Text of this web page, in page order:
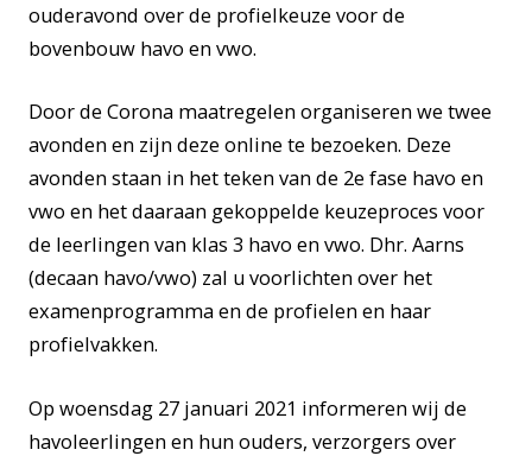
ouderavond over de profielkeuze voor de
bovenbouw havo en vwo.
Door de Corona maatregelen organiseren we twee
avonden en zijn deze online te bezoeken. Deze
avonden staan in het teken van de 2e fase havo en
vwo en het daaraan gekoppelde keuzeproces voor
de leerlingen van klas 3 havo en vwo. Dhr. Aarns
(decaan havo/vwo) zal u voorlichten over het
examenprogramma en de profielen en haar
profielvakken.
Op woensdag 27 januari 2021 informeren wij de
havoleerlingen en hun ouders, verzorgers over